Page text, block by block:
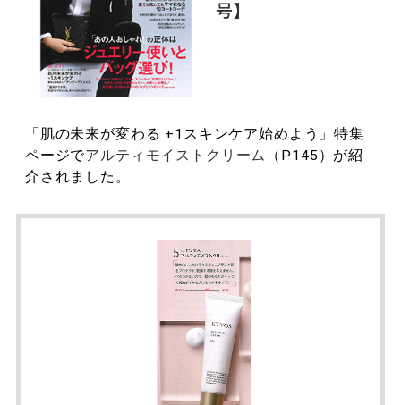
号】
「肌の未来が変わる +1スキンケア始めよう」特集
ページでアルティモイストクリーム
（P145）が紹
介されました。